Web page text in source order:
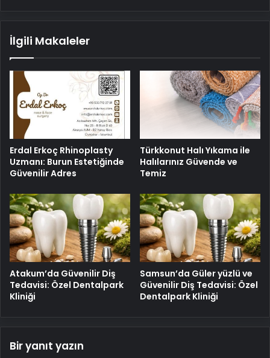
İlgili Makaleler
Erdal Erkoç Rhinoplasty
Uzmanı: Burun Estetiğinde
Güvenilir Adres
Türkkonut Halı Yıkama ile
Halılarınız Güvende ve
Temiz
Atakum’da Güvenilir Diş
Tedavisi: Özel Dentalpark
Kliniği
Samsun’da Güler yüzlü ve
Güvenilir Diş Tedavisi: Özel
Dentalpark Kliniği
Bir yanıt yazın